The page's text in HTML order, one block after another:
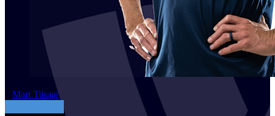
1 Mart Tiisaar